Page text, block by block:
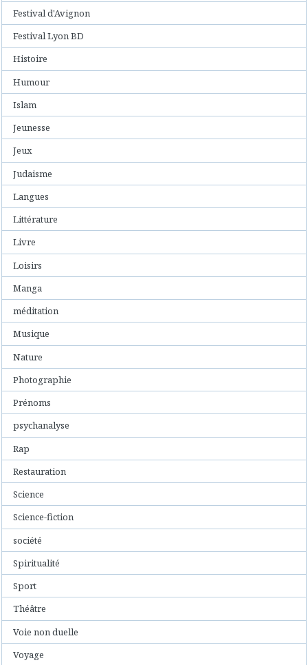
Festival d'Avignon
Festival Lyon BD
Histoire
Humour
Islam
Jeunesse
Jeux
Judaisme
Langues
Littérature
Livre
Loisirs
Manga
méditation
Musique
Nature
Photographie
Prénoms
psychanalyse
Rap
Restauration
Science
Science-fiction
société
Spiritualité
Sport
Théâtre
Voie non duelle
Voyage